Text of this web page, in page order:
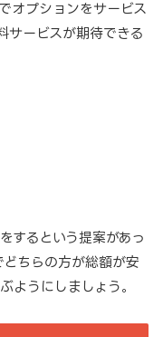
オプションをサービス
サービスが期待できる
するという提案があっ
ちらの方が総額が安
ようにしましょう。